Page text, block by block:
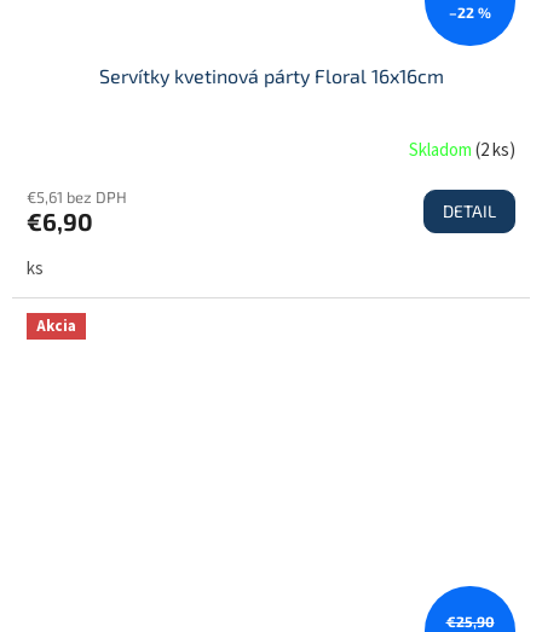
–22 %
Servítky kvetinová párty Floral 16x16cm
Skladom(2 ks)
€5,61 bez DPH
€6,90 DETAIL
ks
Akcia
€25,90